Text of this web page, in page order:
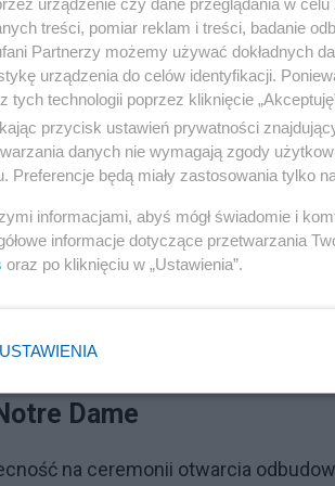
rządu
Front Ludowy i prawicowe
Głosowanie nad nimi
Reklama
gabinet Barniera najkrócej
wystarczającą liczbą głosów, by
Dame
na ceremonii otwarcia
treści, pomiar reklam i treści, badanie
Partnerzy możemy używać dokładnych
urządzenia do celów identyfikacji.
tych technologii poprzez kliknięcie
przycisk ustawień prywatności
danych nie wymagają zgody
Preferencje będą miały zastosowania tylko
informacjami, abyś mógł świadomie i
informacje dotyczące przetwarzania
oraz po kliknięciu w „Ustawienia”.
USTAWIENIA